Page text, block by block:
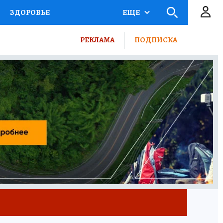
ЗДОРОВЬЕ
НА СПОРТ ПРОМОКОДЫ
КОЛЛЕКЦИИ
ЕЩЕ
РЕКЛАМА ПОДПИСКА